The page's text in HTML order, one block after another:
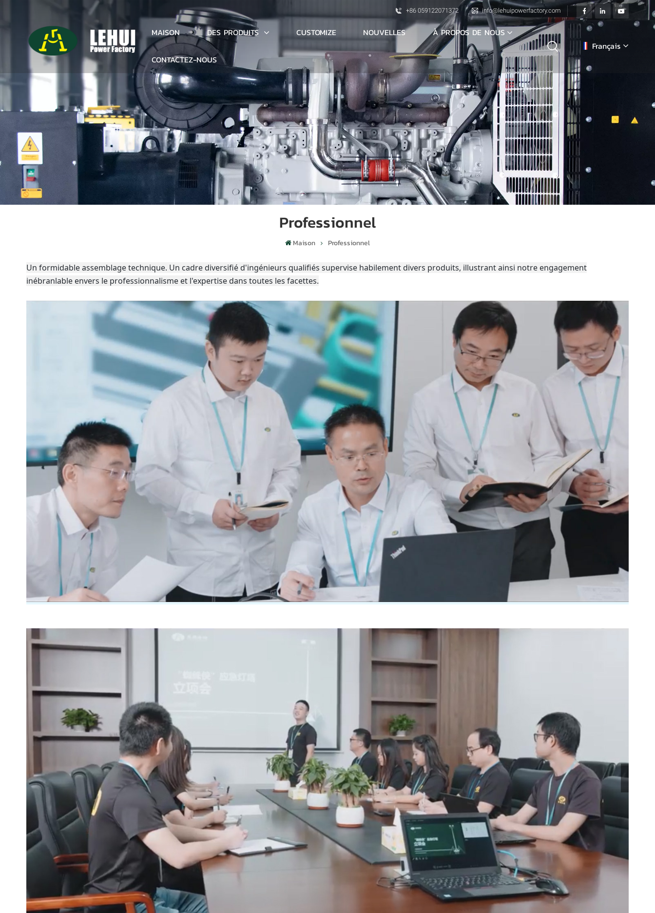
+86 059122071372 info@lehuipowerfactory.com
MAISON DES PRODUITS CUSTOMIZE NOUVELLES À PROPOS DE NOUS
CONTACTEZ-NOUS
Français
English
français
italiano
русский
Professionnel
Maison Professionnel
Un formidable assemblage technique. Un cadre diversifié d'ingénieurs qualifiés supervise habilement divers produits, illustrant ainsi notre engagement
inébranlable envers le professionnalisme et l'expertise dans toutes les facettes.